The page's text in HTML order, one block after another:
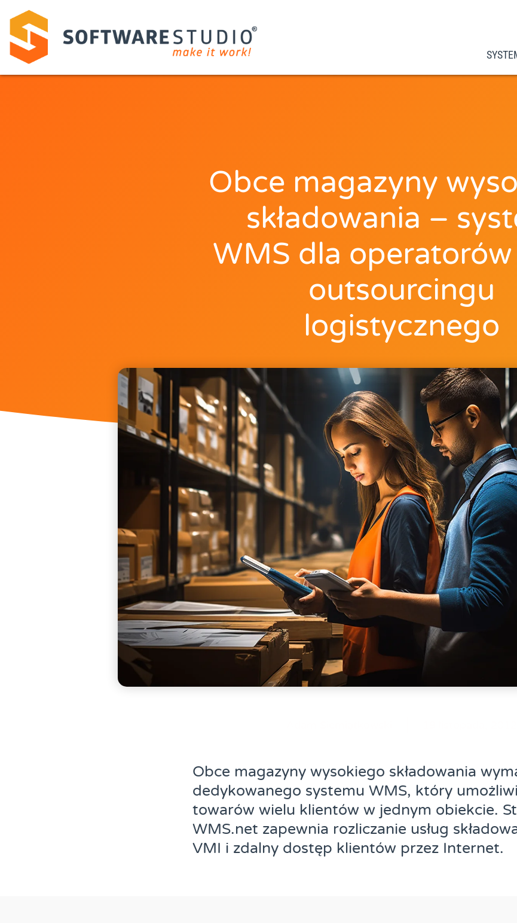
Obce magazyny
składowania –
WMS dla
outsourcingu
logistycznego
Obce magazyny wysokiego składowania
dedykowanego systemu WMS, który
towarów wielu klientów w jednym obiekcie.
WMS.net zapewnia rozliczanie usług
VMI i zdalny dostęp klientów przez Internet.